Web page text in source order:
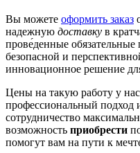
Вы можете оформить заказ
надежную доставку в
прове́денные
безопасной и
инновационное решение
Цены на такую работу у
профессиональный подход
сотрудничество
возможность приобрести
помогут вам на пути к